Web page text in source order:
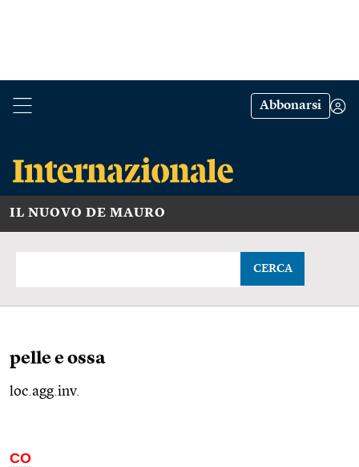
Abbonarsi
IL NUOVO DE MAURO
CERCA
pelle e ossa
loc.agg.inv.
CO